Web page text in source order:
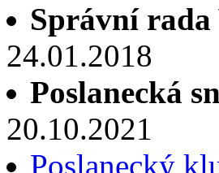
Správní rada
24.01.2018
Poslanecká
20.10.2021
Poslanecký